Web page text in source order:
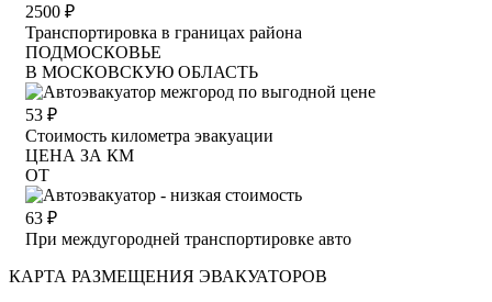
2500 ₽
Транспортировка в границах района
ПОДМОСКОВЬЕ
В МОСКОВСКУЮ ОБЛАСТЬ
53 ₽
Стоимость километра эвакуации
ЦЕНА ЗА КМ
ОТ
63 ₽
При междугородней транспортировке авто
КАРТА РАЗМЕЩЕНИЯ ЭВАКУАТОРОВ